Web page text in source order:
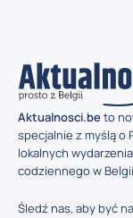
Aktualnosci.beto
specjalnie z myślą o
lokalnych
codziennego w
Śledź nas, aby być